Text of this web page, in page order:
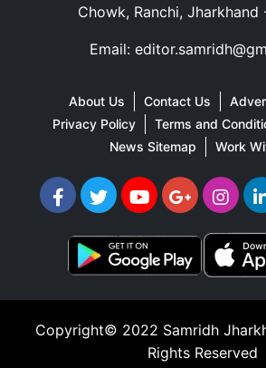
Chowk, Ranchi,
Email:
About Us Contact Us
Privacy Policy
Terms and
News Sitemap
Work
Copyright© 2022 Samridh
Rights Reserved